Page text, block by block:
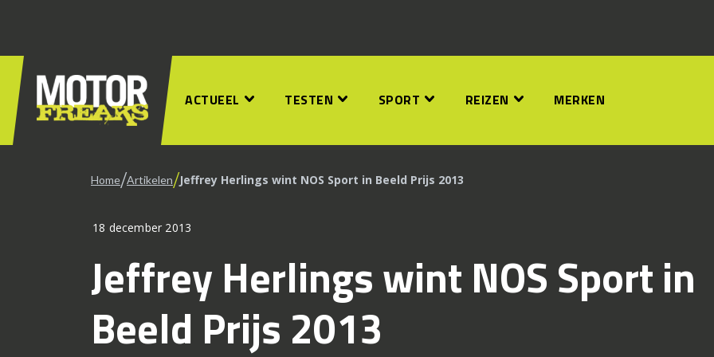
ACTUEEL TESTEN SPORT REIZEN MERKEN
Home/Artikelen/Jeffrey Herlings wint NOS Sport in Beeld Prijs 2013
18 december 2013
Jeffrey Herlings wint NOS Sport in
Beeld Prijs 2013